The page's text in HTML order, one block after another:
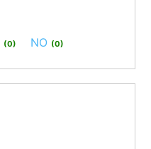
(0) NO (0)